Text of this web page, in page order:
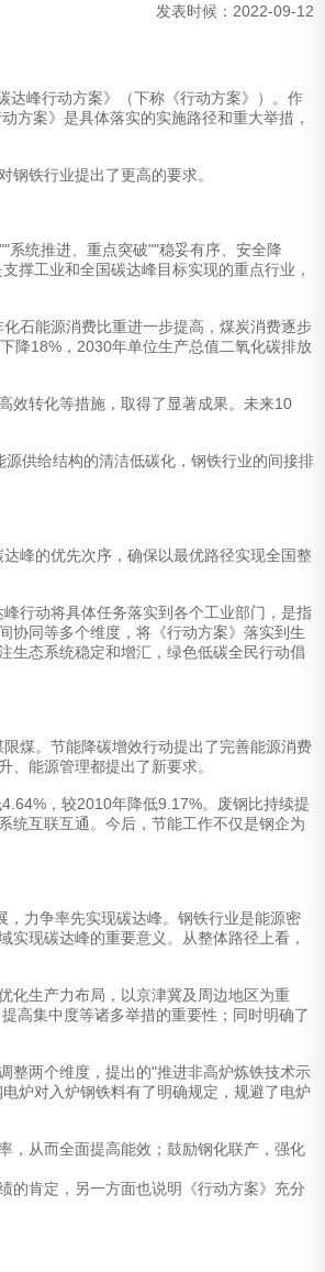
发表时候：2022-09-12
峰行动方案》（下称《行动方案》）。作
方案》是具体落实的实施路径和重大举措，
铁行业提出了更高的要求。
统推进、重点突破""稳妥有序、安全降
撑工业和全国碳达峰目标实现的重点行业，
石能源消费比重进一步提高，煤炭消费逐步
降18%，2030年单位生产总值二氧化碳排放
转化等措施，取得了显著成果。未来10
供给结构的清洁低碳化，钢铁行业的间接排
峰的优先次序，确保以最优路径实现全国整
行动将具体任务落实到各个工业部门，是指
协同等多个维度，将《行动方案》落实到生
生态系统稳定和增汇，绿色低碳全民行动倡
煤。节能降碳增效行动提出了完善能源消费
能源管理都提出了新要求。
，较2010年降低9.17%。废钢比持续提
统互联互通。今后，节能工作不仅是钢企为
力争率先实现碳达峰。钢铁行业是能源密
现碳达峰的重要意义。从整体路径上看，
生产力布局，以京津冀及周边地区为重
高集中度等诸多举措的重要性；同时明确了
两个维度，提出的"推进非高炉炼铁技术示
炉对入炉钢铁料有了明确规定，规避了电炉
从而全面提高能效；鼓励钢化联产，强化
的肯定，另一方面也说明《行动方案》充分